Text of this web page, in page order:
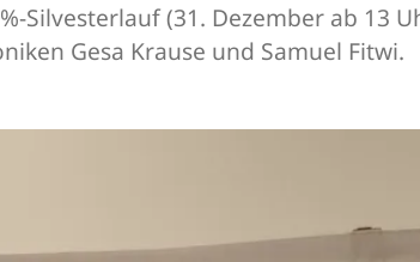
Silvesterlauf (31. Dezember ab 13
Gesa Krause und Samuel Fitwi.